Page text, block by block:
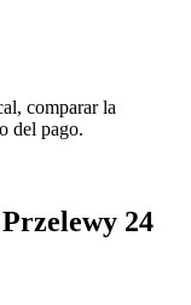
comparar la
del pago.
24